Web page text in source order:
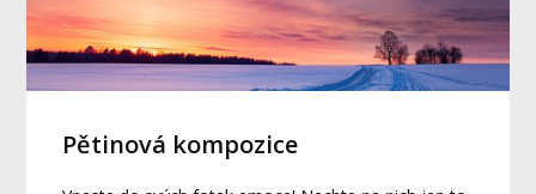
Pětinová kompozice